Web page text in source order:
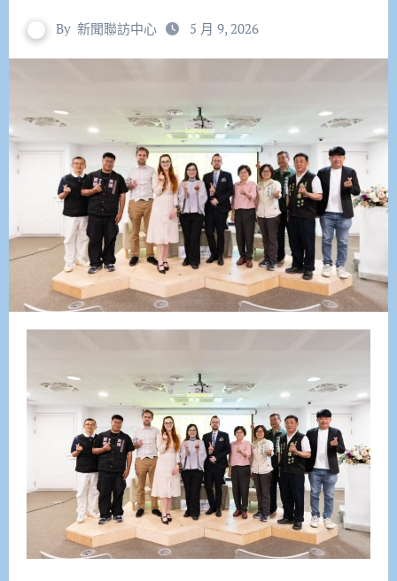
By 新聞聯訪中心 5 月 9, 2026